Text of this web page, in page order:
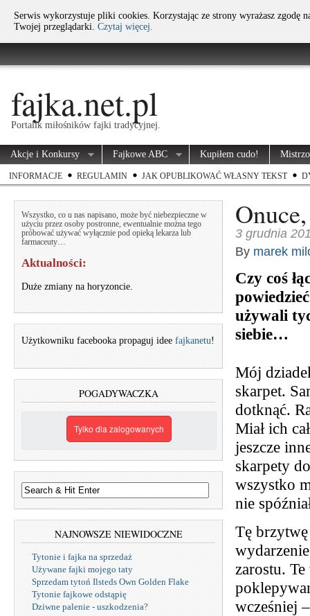
fajka.net.pl
Portalik miłośników fajki tradycyjnej.
Akcje i Konkursy Fajkowe ABC Kupiłem cudo!
INFORMACJE REGULAMIN JAK OPUBLIKOWAĆ WŁASNY TEKST
Wszystko, co u nas napisano, może być niebezpieczne w
użyciu przez osoby postronne, ewentualnie można tego
próbować używać wyłącznie pod opieką lekarza lub
farmaceuty…
Aktualności:
Duże zmiany na horyzoncie.
Użytkowniku facebooka propaguj idee fajkanetu!
POGADYWACZKA
Tylko dla zalogowanych
NAJNOWSZE NIEWIDOCZNE
Tytonie i fajka na sprzedaż
Używane fajki mojego taty
Sprzedam tytoń Ilsteds Own Golden Flake
Tytonie fajkowe odstąpię
Dziwne palenie - uszkodzenia?
3 grudnia
By marek
Czy coś
używali
siebie…
Mój
skarpet.
dotknąć.
Miał ich
jeszcze
skarpety
wszystko
nie
Tę
zarostu.
wcześniej
Serwis wykorzystuje pliki cookies. Korzystając ze strony wyrażasz
Twojej przeglądarki. Czytaj więcej.